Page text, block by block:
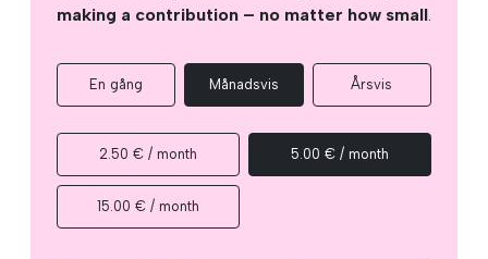
making a contribution – no matter how small.
En gång Månadsvis Årsvis
2.50 € / month 5.00 € / month
15.00 € / month